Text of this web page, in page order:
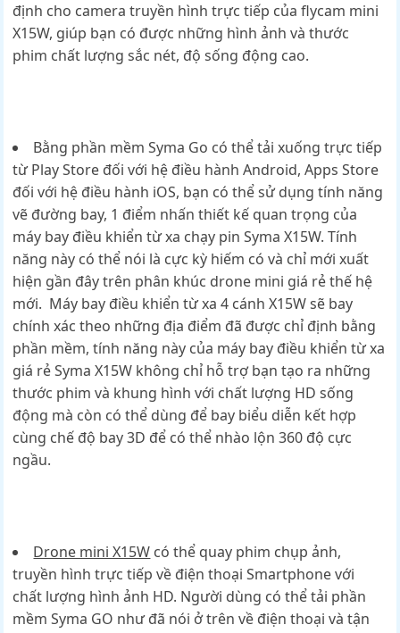
định cho camera truyền hình trực tiếp của flycam mini
X15W, giúp bạn có được những hình ảnh và thước
phim chất lượng sắc nét, độ sống động cao.
Bằng phần mềm Syma Go có thể tải xuống trực tiếp
từ Play Store đối với hệ điều hành Android, Apps Store
đối với hệ điều hành iOS, bạn có thể sử dụng tính năng
vẽ đường bay, 1 điểm nhấn thiết kế quan trọng của
máy bay điều khiển từ xa chạy pin Syma X15W. Tính
năng này có thể nói là cực kỳ hiếm có và chỉ mới xuất
hiện gần đây trên phân khúc drone mini giá rẻ thế hệ
mới. Máy bay điều khiển từ xa 4 cánh X15W sẽ bay
chính xác theo những địa điểm đã được chỉ định bằng
phần mềm, tính năng này của máy bay điều khiển từ xa
giá rẻ Syma X15W không chỉ hỗ trợ bạn tạo ra những
thước phim và khung hình với chất lượng HD sống
động mà còn có thể dùng để bay biểu diễn kết hợp
cùng chế độ bay 3D để có thể nhào lộn 360 độ cực
ngầu.
Drone mini X15W có thể quay phim chụp ảnh,
truyền hình trực tiếp về điện thoại Smartphone với
chất lượng hình ảnh HD. Người dùng có thể tải phần
mềm Syma GO như đã nói ở trên về điện thoại và tận